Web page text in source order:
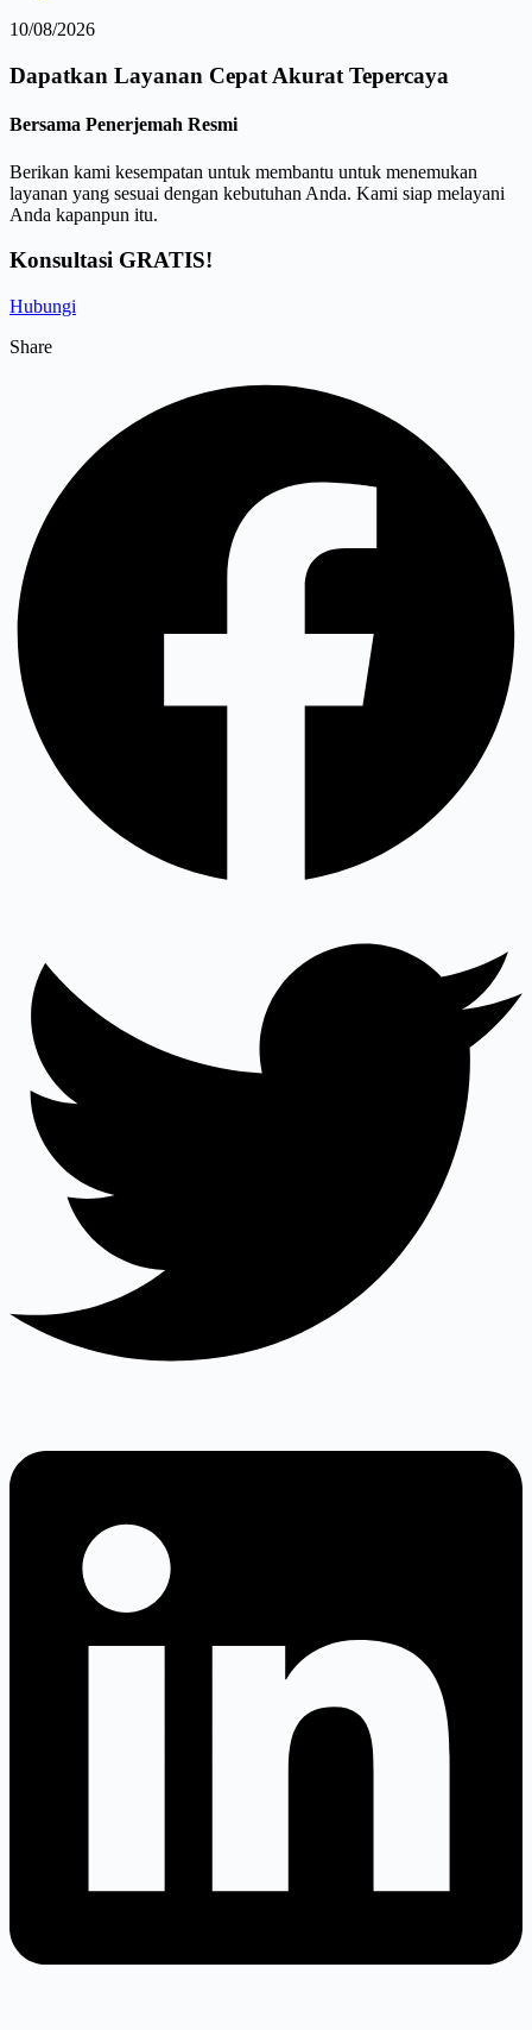
10/08/2026
Dapatkan Layanan Cepat Akurat Tepercaya
Bersama Penerjemah Resmi
Berikan kami kesempatan untuk membantu untuk menemukan
layanan yang sesuai dengan kebutuhan Anda. Kami siap melayani
Anda kapanpun itu.
Konsultasi GRATIS!
Hubungi
Share